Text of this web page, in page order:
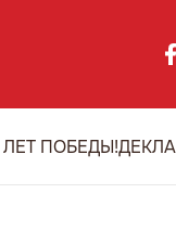
ЛЕТ ПОБЕДЫ!